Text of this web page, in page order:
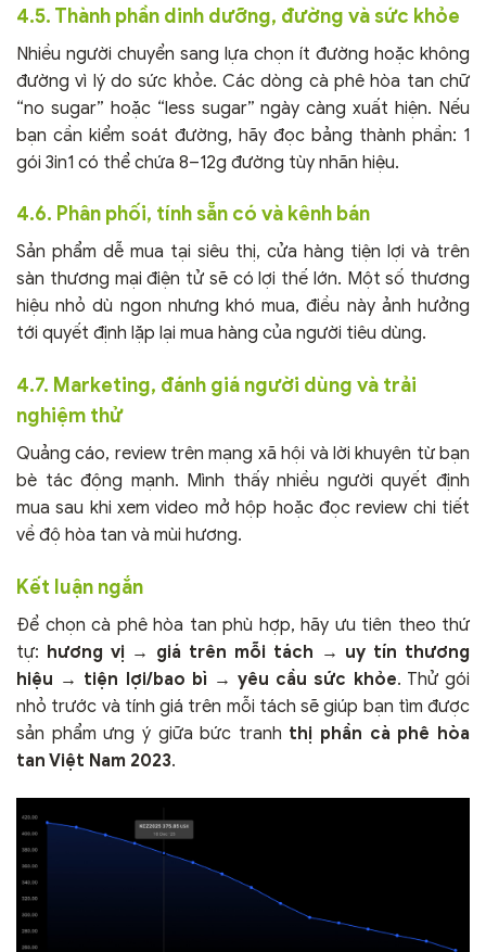
4.5. Thành phần dinh dưỡng, đường và sức khỏe
Nhiều người chuyển sang lựa chọn ít đường hoặc không
đường vì lý do sức khỏe. Các dòng cà phê hòa tan chữ
“no sugar” hoặc “less sugar” ngày càng xuất hiện. Nếu
bạn cần kiểm soát đường, hãy đọc bảng thành phần: 1
gói 3in1 có thể chứa 8–12g đường tùy nhãn hiệu.
4.6. Phân phối, tính sẵn có và kênh bán
Sản phẩm dễ mua tại siêu thị, cửa hàng tiện lợi và trên
sàn thương mại điện tử sẽ có lợi thế lớn. Một số thương
hiệu nhỏ dù ngon nhưng khó mua, điều này ảnh hưởng
tới quyết định lặp lại mua hàng của người tiêu dùng.
4.7. Marketing, đánh giá người dùng và trải
nghiệm thử
Quảng cáo, review trên mạng xã hội và lời khuyên từ bạn
bè tác động mạnh. Mình thấy nhiều người quyết định
mua sau khi xem video mở hộp hoặc đọc review chi tiết
về độ hòa tan và mùi hương.
Kết luận ngắn
Để chọn cà phê hòa tan phù hợp, hãy ưu tiên theo thứ
tự: hương vị → giá trên mỗi tách → uy tín thương
hiệu → tiện lợi/bao bì →yêu cầu sức khỏe. Thử gói
nhỏ trước và tính giá trên mỗi tách sẽ giúp bạn tìm được
sản phẩm ưng ý giữa bức tranh thị phần cà phê hòa
tan Việt Nam 2023.